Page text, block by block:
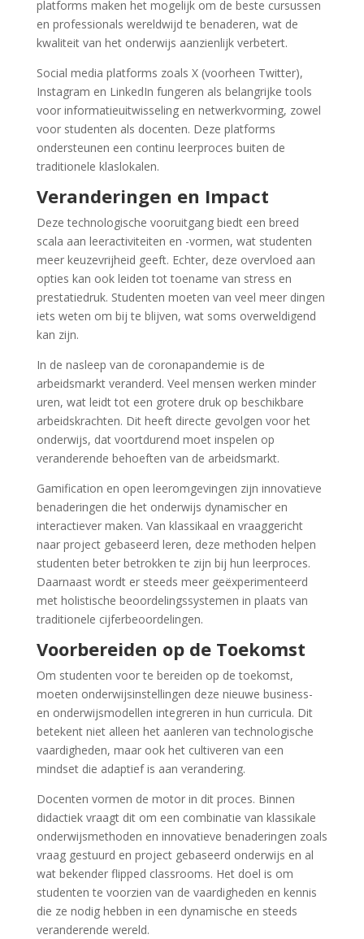
platforms maken het mogelijk om de beste cursussen
en professionals wereldwijd te benaderen, wat de
kwaliteit van het onderwijs aanzienlijk verbetert.
Social media platforms zoals X (voorheen Twitter),
Instagram en LinkedIn fungeren als belangrijke tools
voor informatieuitwisseling en netwerkvorming, zowel
voor studenten als docenten. Deze platforms
ondersteunen een continu leerproces buiten de
traditionele klaslokalen.
Veranderingen en Impact
Deze technologische vooruitgang biedt een breed
scala aan leeractiviteiten en -vormen, wat studenten
meer keuzevrijheid geeft. Echter, deze overvloed aan
opties kan ook leiden tot toename van stress en
prestatiedruk. Studenten moeten van veel meer dingen
iets weten om bij te blijven, wat soms overweldigend
kan zijn.
In de nasleep van de coronapandemie is de
arbeidsmarkt veranderd. Veel mensen werken minder
uren, wat leidt tot een grotere druk op beschikbare
arbeidskrachten. Dit heeft directe gevolgen voor het
onderwijs, dat voortdurend moet inspelen op
veranderende behoeften van de arbeidsmarkt.
Gamification en open leeromgevingen zijn innovatieve
benaderingen die het onderwijs dynamischer en
interactiever maken. Van klassikaal en vraaggericht
naar project gebaseerd leren, deze methoden helpen
studenten beter betrokken te zijn bij hun leerproces.
Daarnaast wordt er steeds meer geëxperimenteerd
met holistische beoordelingssystemen in plaats van
traditionele cijferbeoordelingen.
Voorbereiden op de Toekomst
Om studenten voor te bereiden op de toekomst,
moeten onderwijsinstellingen deze nieuwe business-
en onderwijsmodellen integreren in hun curricula. Dit
betekent niet alleen het aanleren van technologische
vaardigheden, maar ook het cultiveren van een
mindset die adaptief is aan verandering.
Docenten vormen de motor in dit proces. Binnen
didactiek vraagt dit om een combinatie van klassikale
onderwijsmethoden en innovatieve benaderingen zoals
vraag gestuurd en project gebaseerd onderwijs en al
wat bekender flipped classrooms. Het doel is om
studenten te voorzien van de vaardigheden en kennis
die ze nodig hebben in een dynamische en steeds
veranderende wereld.